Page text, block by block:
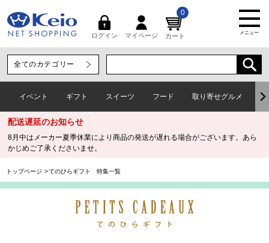
ログイン マイページ カート
0
メニュー
イベント ギフト スイーツ フード 取り寄せグルメ
配送遅延のお知らせ
8月中はメーカー夏季休業により商品の発送が遅れる場合がございます。あら
かじめご了承くださいませ。
トップページ てのひらギフト 特集一覧